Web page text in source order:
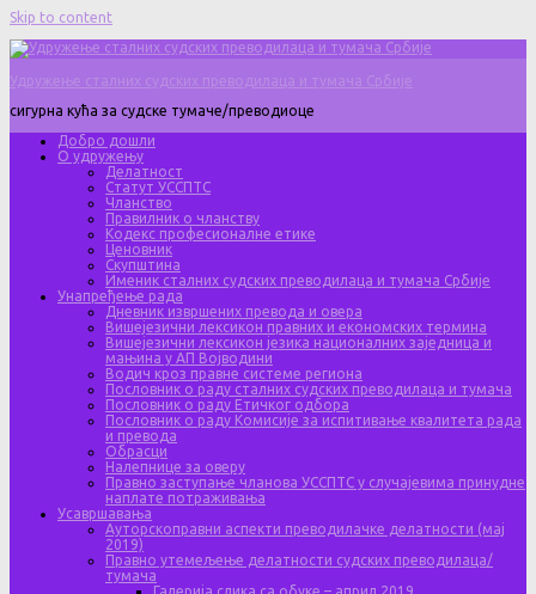
Skip to content
Удружење сталних судских преводилаца и тумача Србије
сигурна кућа за судске тумаче/преводиоце
Добро дошли
О удружењу
Делатност
Статут УССПТС
Чланство
Правилник о чланству
Кодекс професионалне етике
Ценовник
Скупштина
Именик сталних судских преводилаца и тумача Србије
Унапређење рада
Дневник извршених превода и овера
Вишејезични лексикон правних и економских термина
Вишејезични лексикон језика националних заједница и
мањина у АП Војводини
Водич кроз правне системе региона
Пословник о раду сталних судских преводилаца и тумача
Пословник о раду Етичког одбора
Пословник о раду Комисије за испитивање квалитета рада
и превода
Обрасци
Налепнице за оверу
Правно заступање чланова УССПТС у случајевима принудне
наплате потраживања
Усавршавања
Ауторскоправни аспекти преводилачке делатности (мај
2019)
Правно утемељење делатности судских преводилаца/
тумача